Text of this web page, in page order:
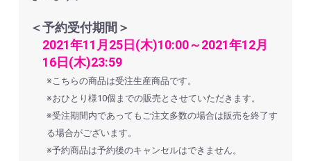
＜予約受付期間＞
2021年11月25日(木)10:00～2021年12月
16日(木)23:59
※こちらの商品は受注生産商品です。
※おひとり様10個までの販売とさせていただきます。
※受注期間内であってもご注文多数の場合は販売を終了す
る場合がございます。
※予約商品は予約後のキャンセルはできません。